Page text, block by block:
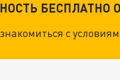
БЕСПЛАТНО
с